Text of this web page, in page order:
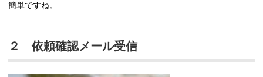
簡単ですね。
２ 依頼確認メール受信